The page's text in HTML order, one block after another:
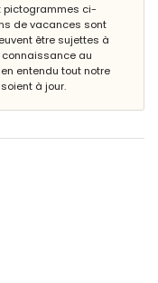
et toilette
profondeur
et transats
mètres de la villa)
(à moins de 3
pictogrammes ci-
de vacances sont
être sujettes à
au
entendu tout notre
à jour.